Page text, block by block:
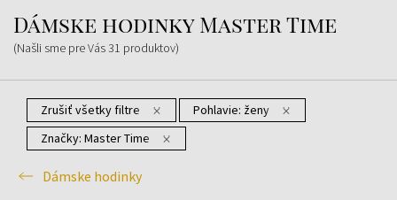
Dámske hodinky Master Time
(Našli sme pre Vás31 produktov)
Zrušiť všetky filtre Pohlavie: ženy
Značky: Master Time
Dámske hodinky